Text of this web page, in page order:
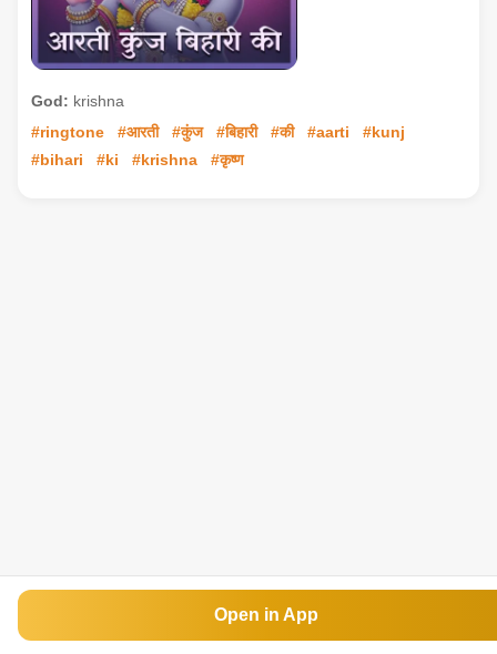
God: krishna
#ringtone
#आरती #कुंज #बिहारी #की #aarti
#kunj
#bihari
#ki #krishna #कृष्ण
Open in App